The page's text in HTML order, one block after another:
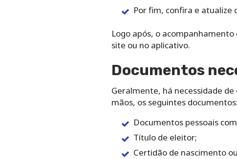
Por fim, confira e atualize
Logo após, o
site ou no aplicativo.
Documentos
Geralmente, há necessidade
mãos, os seguintes documentos:
Documentos pessoais
Título de eleitor;
Certidão de nascimento